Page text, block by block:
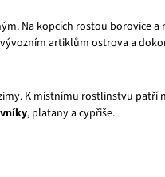
Na kopcích rostou borovice a
artiklům ostrova a
K místnímu rostlinstvu patří
, platany a cypřiše.